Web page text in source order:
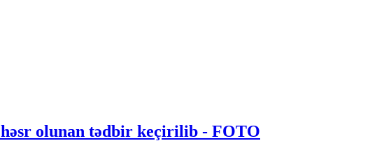
olunan tədbir keçirilib - FOTO